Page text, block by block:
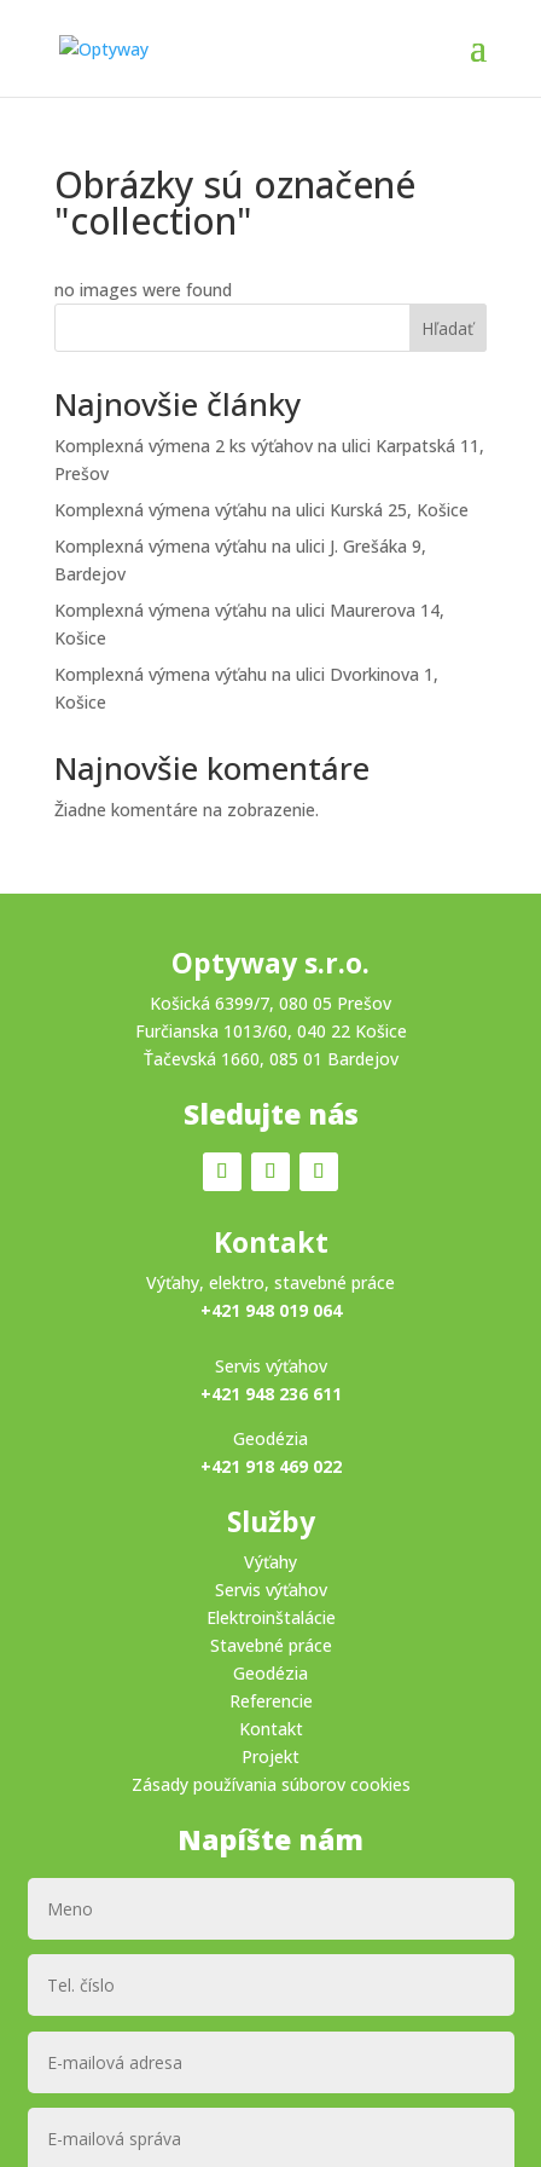
Obrázky sú označené
"collection"
no images were found
Hľadať
Najnovšie články
Komplexná výmena 2 ks výťahov na ulici Karpatská 11,
Prešov
Komplexná výmena výťahu na ulici Kurská 25, Košice
Komplexná výmena výťahu na ulici J. Grešáka 9,
Bardejov
Komplexná výmena výťahu na ulici Maurerova 14,
Košice
Komplexná výmena výťahu na ulici Dvorkinova 1,
Košice
Najnovšie komentáre
Žiadne komentáre na zobrazenie.
Optyway s.r.o.
Košická 6399/7, 080 05 Prešov
Furčianska 1013/60, 040 22 Košice
Ťačevská 1660, 085 01 Bardejov
Sledujte nás
Kontakt
Výťahy, elektro, stavebné práce
+421 948 019 064
Servis výťahov
+421 948 236 611
Geodézia
+421 918 469 022
Služby
Výťahy
Servis výťahov
Elektroinštalácie
Stavebné práce
Geodézia
Referencie
Kontakt
Projekt
Zásady používania súborov cookies
Napíšte nám